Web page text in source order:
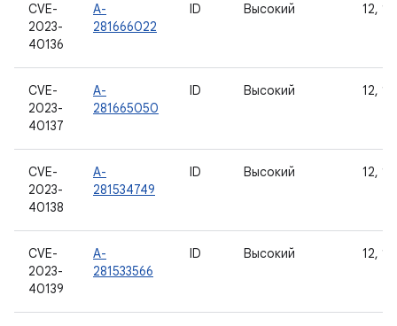
CVE-
2023-
40136
A-
281666022
ID Высокий 12,
CVE-
2023-
40137
A-
281665050
ID Высокий 12,
CVE-
2023-
40138
A-
281534749
ID Высокий 12,
CVE-
2023-
40139
A-
281533566
ID Высокий 12,